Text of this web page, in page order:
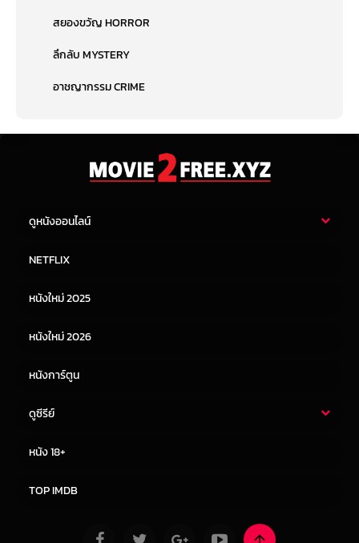
สยองขวัญ HORROR
ลึกลับ MYSTERY
อาชญากรรม CRIME
ดูหนังออนไลน์
หนังจีน
NETFLIX
หนังใหม่ 2025
หนังใหม่ 2026
หนังการ์ตูน
ดูซีรีย์
หนัง 18+
TOP IMDB